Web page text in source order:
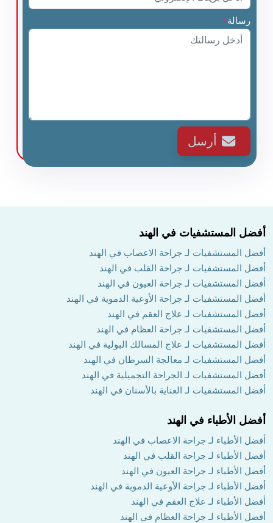
رسالة*
أرسل
أفضل المستشفيات في الهند
أفضل المستشفيات لـ جراحة الاعصاب في الهند
أفضل المستشفيات لـ جراحة القلب في الهند
أفضل المستشفيات لـ جراحة العيون في الهند
أفضل المستشفيات لـ جراحة الأوعية الدموية في الهند
أفضل المستشفيات لـ علاج العقم في الهند
أفضل المستشفيات لـ جراحة العظام في الهند
أفضل المستشفيات لـ علاج المسالك البولية في الهند
أفضل المستشفيات لـ معالجة السرطان في الهند
أفضل المستشفيات لـ الجراحة التجميلية في الهند
أفضل المستشفيات لـ العناية بالأسنان في الهند
أفضل الأطباء في الهند
أفضل الأطباء لـ جراحة الاعصاب في الهند
أفضل الأطباء لـ جراحة القلب في الهند
أفضل الأطباء لـ جراحة العيون في الهند
أفضل الأطباء لـ جراحة الأوعية الدموية في الهند
أفضل الأطباء لـ علاج العقم في الهند
أفضل الأطباء لـ جراحة العظام في الهند